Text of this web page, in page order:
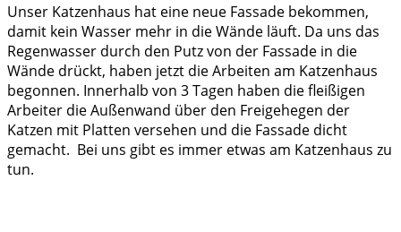
Unser Katzenhaus hat eine neue Fassade bekommen,
damit kein Wasser mehr in die Wände läuft. Da uns das
Regenwasser durch den Putz von der Fassade in die
Wände drückt, haben jetzt die Arbeiten am Katzenhaus
begonnen. Innerhalb von 3 Tagen haben die fleißigen
Arbeiter die Außenwand über den Freigehegen der
Katzen mit Platten versehen und die Fassade dicht
gemacht. Bei uns gibt es immer etwas am Katzenhaus zu
tun.